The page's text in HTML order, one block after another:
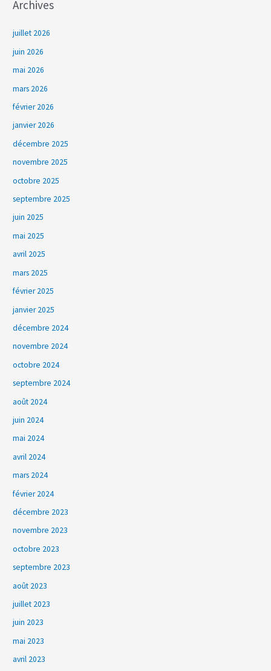
Archives
juillet 2026
juin 2026
mai 2026
mars 2026
février 2026
janvier 2026
décembre 2025
novembre 2025
octobre 2025
septembre 2025
juin 2025
mai 2025
avril 2025
mars 2025
février 2025
janvier 2025
décembre 2024
novembre 2024
octobre 2024
septembre 2024
août 2024
juin 2024
mai 2024
avril 2024
mars 2024
février 2024
décembre 2023
novembre 2023
octobre 2023
septembre 2023
août 2023
juillet 2023
juin 2023
mai 2023
avril 2023